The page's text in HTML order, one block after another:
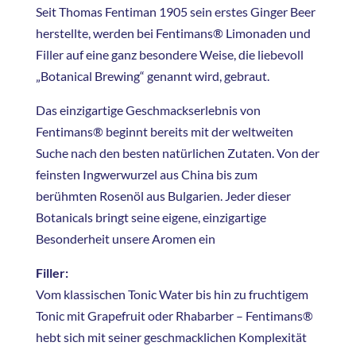
Seit Thomas Fentiman 1905 sein erstes Ginger Beer
herstellte, werden bei Fentimans® Limonaden und
Filler auf eine ganz besondere Weise, die liebevoll
„Botanical Brewing“ genannt wird, gebraut.
Das einzigartige Geschmackserlebnis von
Fentimans® beginnt bereits mit der weltweiten
Suche nach den besten natürlichen Zutaten. Von der
feinsten Ingwerwurzel aus China bis zum
berühmten Rosenöl aus Bulgarien. Jeder dieser
Botanicals bringt seine eigene, einzigartige
Besonderheit unsere Aromen ein
Filler:
Vom klassischen Tonic Water bis hin zu fruchtigem
Tonic mit Grapefruit oder Rhabarber – Fentimans®
hebt sich mit seiner geschmacklichen Komplexität